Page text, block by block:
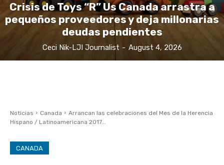
Crisis de Toys “R” Us Canada arrastra a
pequeños proveedores y deja millonarias
deudas pendientes
Ceci Nik-LJI Journalist - August 4, 2026